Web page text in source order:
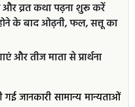
व्रत कथा पढ़ना शुरू करें
के बाद ओढ़नी, फल, सत्तू का
और तीज माता से प्रार्थना
जानकारी सामान्य मान्यताओं